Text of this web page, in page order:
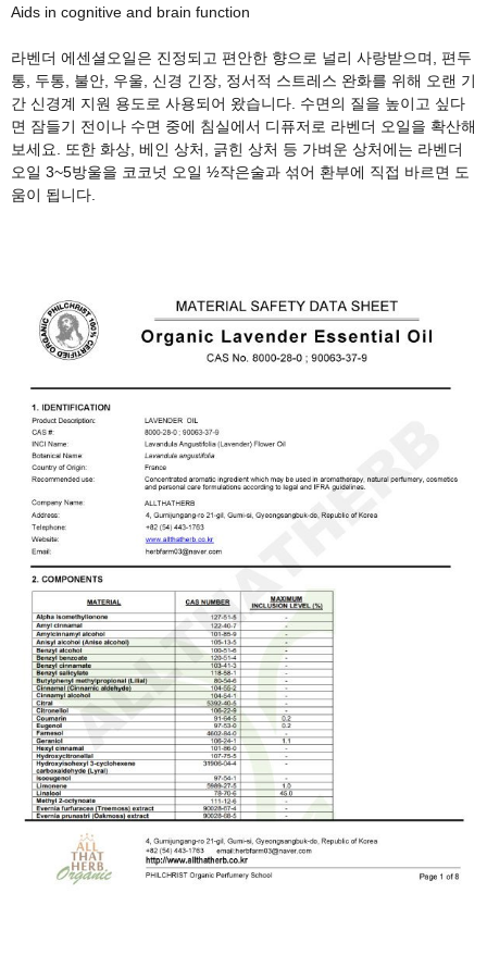
Aids in cognitive and brain function
라벤더 에센셜오일은 진정되고 편안한 향으로 널리 사랑받으며
편두
통
두통 불안 우울 신경 긴장 정서적 스트레스 완화를 위해 오랜 기
간 신경계 지원 용도로 사용되어 왔습니다 수면의 질을 높이고 싶다
면 잠들기 전이나 수면 중에 침실에서 디퓨저로 라벤더 오일을 확산해
보세요
또한 화상 베인 상처
긁힌 상처 등 가벼운 상처에는 라벤더
오일 3~5방울을 코코넛 오일 ½작은술과 섞어 환부에 직접 바르면 도
움이 됩니다